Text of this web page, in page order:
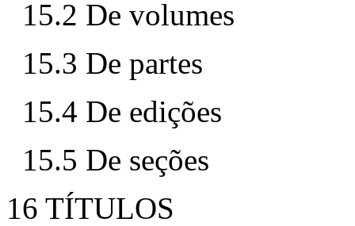
15.2 De volumes
15.3 De partes
15.4 De edições
15.5 De seções
16 TÍTULOS